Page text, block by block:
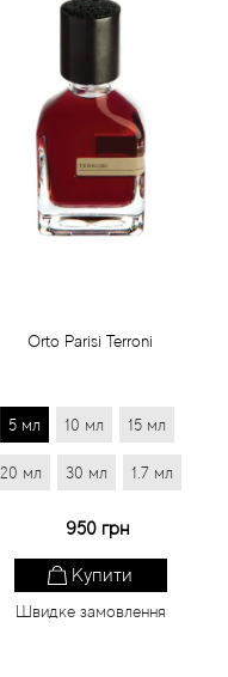
Orto Parisi Terroni
5 мл 10 мл 15 мл
20 мл 30 мл 1.7 мл
950 грн
Купити
Швидке замовлення